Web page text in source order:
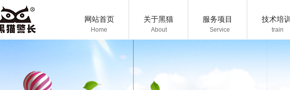
Service train
About
Home
网站首页 关于黑猫 服务项目 技术培训